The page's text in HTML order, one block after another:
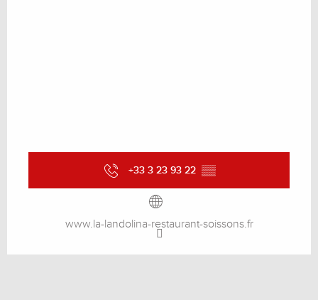
+33 3 23 93 22 ▒▒
www.la-landolina-restaurant-soissons.fr